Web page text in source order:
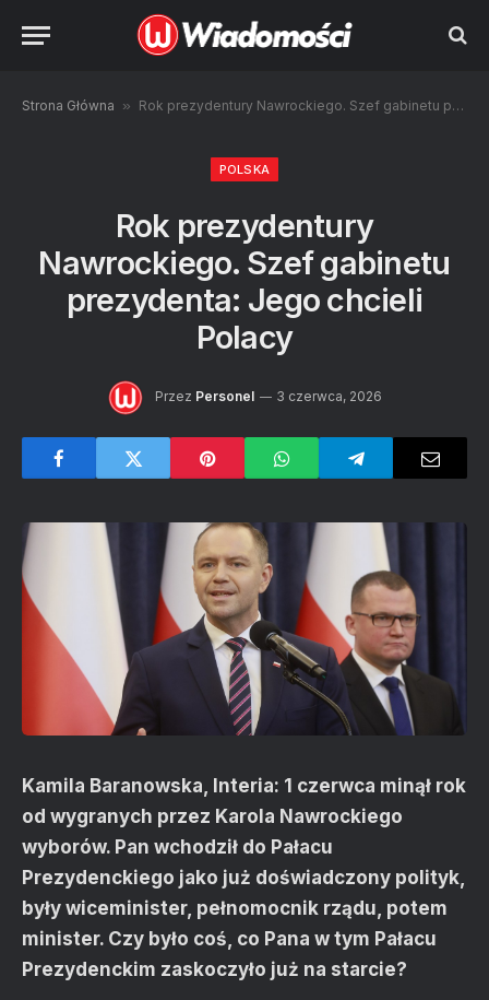
Strona Główna » Rok prezydentury Nawrockiego. Szef gabinetu prezydenta: Jego chcieli Polacy
POLSKA
Rok prezydentury
Nawrockiego. Szef gabinetu
prezydenta: Jego chcieli
Polacy
Przez Personel 3 czerwca, 2026
Kamila Baranowska, Interia: 1 czerwca minął rok
od wygranych przez Karola Nawrockiego
wyborów. Pan wchodził do Pałacu
Prezydenckiego jako już doświadczony polityk,
były wiceminister, pełnomocnik rządu, potem
minister. Czy było coś, co Pana w tym Pałacu
Prezydenckim zaskoczyło już na starcie?